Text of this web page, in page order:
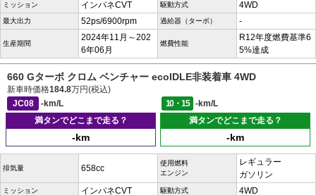
ミッション インパネCVT 駆動方式 4WD
最大出力 52ps/6900rpm 過給器（ターボ） -
生産期間
2024年11月～202
6年06月
燃費性能
R12年度燃費基準6
5%達成
660 Gターボ クロム ベンチャー ecoIDLE非装着車 4WD
新車時価格184.8万円(税込)
JC08
-km/L 10・15
-km/L
満タンでどこまで走る？
-km
満タンでどこまで走る？
-km
排気量 658cc
使用燃料
エンジン
レギュラー
ガソリン
ミッション インパネCVT 駆動方式 4WD